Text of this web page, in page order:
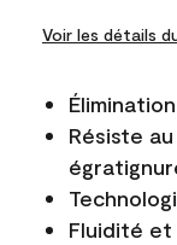
Voir les détails
Résiste
Fluidité